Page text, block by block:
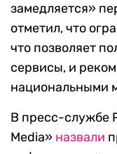
замедляется»
отметил, что
что позволяет
сервисы, и
национальными
В пресс-службе
Media» назвали